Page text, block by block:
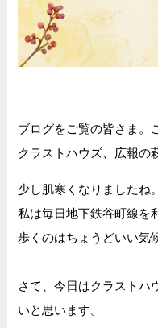
ブログをご覧の皆さま。
クラストハウズ、広報の
少し肌寒くなりましたね。
私は毎日地下鉄谷町線を
歩くのはちょうどいい気
さて、今日はクラストハ
いと思います。